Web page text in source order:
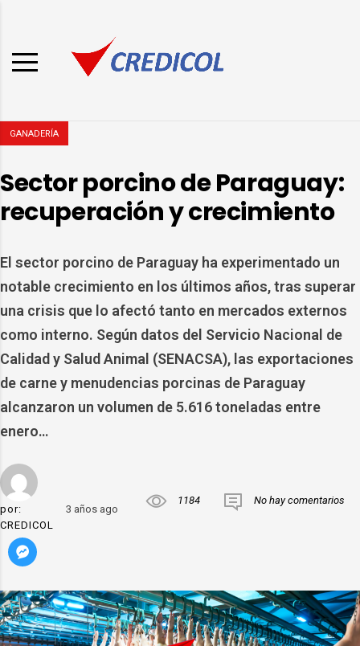
GANADERÍA
Sector porcino de Paraguay:
recuperación y crecimiento
El sector porcino de Paraguay ha experimentado un
notable crecimiento en los últimos años, tras superar
una crisis que lo afectó tanto en mercados externos
como interno. Según datos del Servicio Nacional de
Calidad y Salud Animal (SENACSA), las exportaciones
de carne y menudencias porcinas de Paraguay
alcanzaron un volumen de 5.616 toneladas entre
enero…
por:
CREDICOL
3 años ago
1184 No hay comentarios